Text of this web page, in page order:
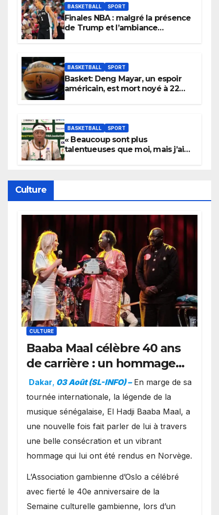
BASKETBALL SPORT
Finales NBA : malgré la présence
de Trump et l’ambiance
BASKETBALL SPORT
Basket: Deng Mayar, un espoir
américain, est mort noyé à 22
BASKETBALL SPORT
« Beaucoup sont plus
talentueuses que moi, mais j’ai
Culture
CULTURE
Baaba Maal célèbre 40 ans
de carrière : un hommage
exceptionnel à Oslo en
présence de la famille
royale.
Dakar, 03 Août (SL-INFO) – ​En marge de sa
tournée internationale, la légende de la
musique sénégalaise, El Hadji Baaba Maal, a
une nouvelle fois fait parler de lui à travers
une belle consécration et un vibrant
hommage qui lui ont été rendus en Norvège.
​L’Association gambienne d’Oslo a célébré
avec fierté le 40e anniversaire de la
Semaine culturelle gambienne, lors d’un